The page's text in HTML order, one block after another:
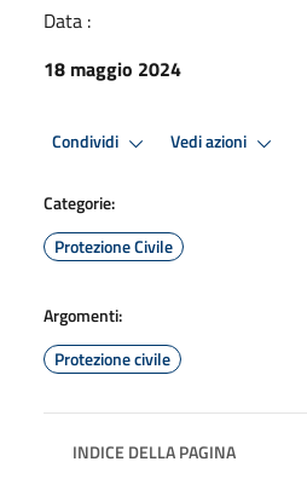
Data :
18 maggio 2024
Condividi Vedi azioni
Categorie:
Protezione Civile
Argomenti:
Protezione civile
INDICE DELLA PAGINA